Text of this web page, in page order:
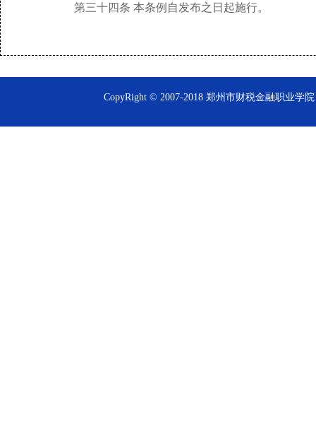
第三十四条 本条例自发布之日起施行。
CopyRight © 2007-2018 郑州市财税金融职业学